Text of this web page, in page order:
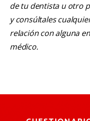
de tu dentista u otro
y consúltales
relación con alguna
médico.